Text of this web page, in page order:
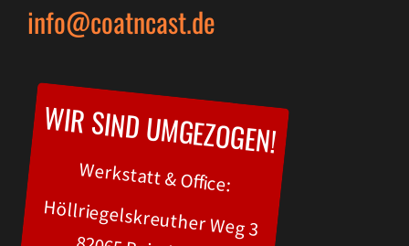
info@coatncast.de
WIR SIND UMGEZOGEN!
Werkstatt & Office:
Höllriegelskreuther Weg 3